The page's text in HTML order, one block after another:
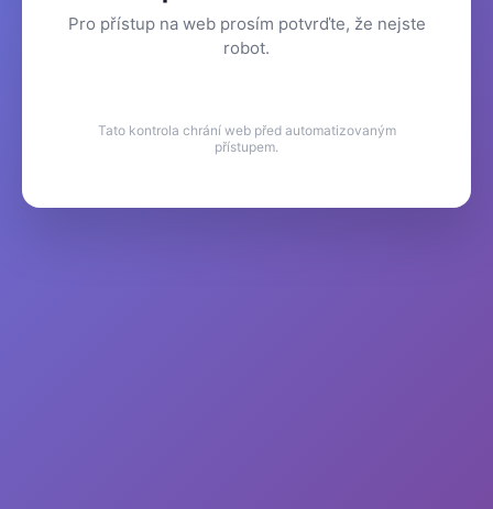
Pro přístup na web prosím potvrďte, že nejste
robot.
Tato kontrola chrání web před automatizovaným
přístupem.